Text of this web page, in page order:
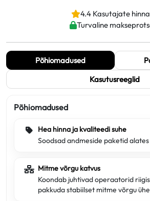
4.4 Kasutajate
Turvaline
Põhiomadused
Kasutusreeglid
Põhiomadused
Hea hinna ja kvaliteedi suhe
Soodsad andmeside paketid alates
Mitme võrgu katvus
Koondab juhtivad operaatorid riigis
pakkuda stabiilset mitme võrgu